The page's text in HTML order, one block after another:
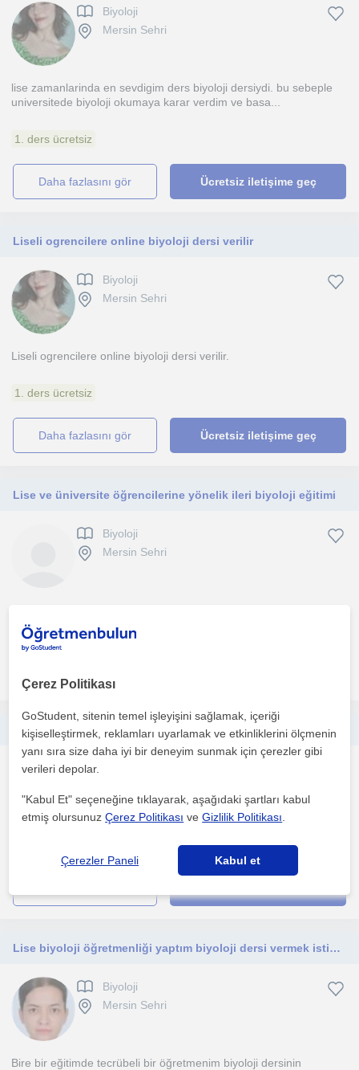
Biyoloji
Mersin Sehri
lise zamanlarinda en sevdigim ders biyoloji dersiydi. bu sebeple
universitede biyoloji okumaya karar verdim ve basa...
1. ders ücretsiz
daha fazlasını gör Ücretsiz iletişime geç
Liseli ogrencilere online biyoloji dersi verilir
Biyoloji
Mersin Sehri
Liseli ogrencilere online biyoloji dersi verilir.
1. ders ücretsiz
daha fazlasını gör Ücretsiz iletişime geç
Lise ve üniversite öğrencilerine yönelik ileri biyoloji eğitimi
Biyoloji
Mersin Sehri
deneyime de sahip iyi bir öğretmenim ve derslerin çok veri...
Tyt- Ayt konularına hakim biyoloji ogretmeniyim
Lise biyoloji öğretmenliği yaptım biyoloji dersi vermek istiyorum
Biyoloji
Mersin Sehri
Bire bir eğitimde tecrübeli bir öğretmenim biyoloji dersinin
Çerez Politikası
GoStudent, sitenin temel işleyişini sağlamak, içeriği
kişiselleştirmek, reklamları uyarlamak ve etkinliklerini ölçmenin
yanı sıra size daha iyi bir deneyim sunmak için çerezler gibi
verileri depolar.
"Kabul Et" seçeneğine tıklayarak, aşağıdaki şartları kabul
etmiş olursunuzÇerez Politikası veGizlilik Politikası
Çerezler Paneli Kabul et